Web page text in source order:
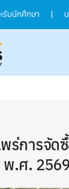
รับนักศึกษา |
ร่การจัด
.ศ. 2569